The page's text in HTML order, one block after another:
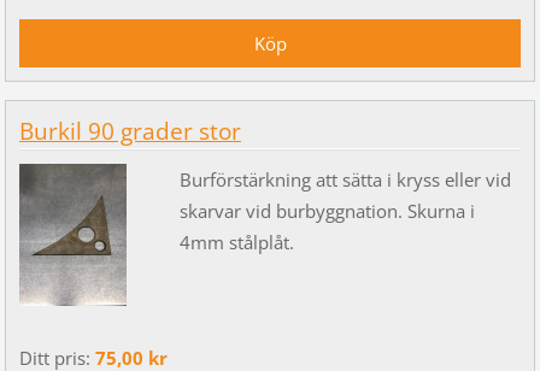
Burkil 90 grader stor
Burförstärkning att sätta i kryss eller vid
skarvar vid burbyggnation. Skurna i
4mm stålplåt.
Ditt pris: 75,00 kr